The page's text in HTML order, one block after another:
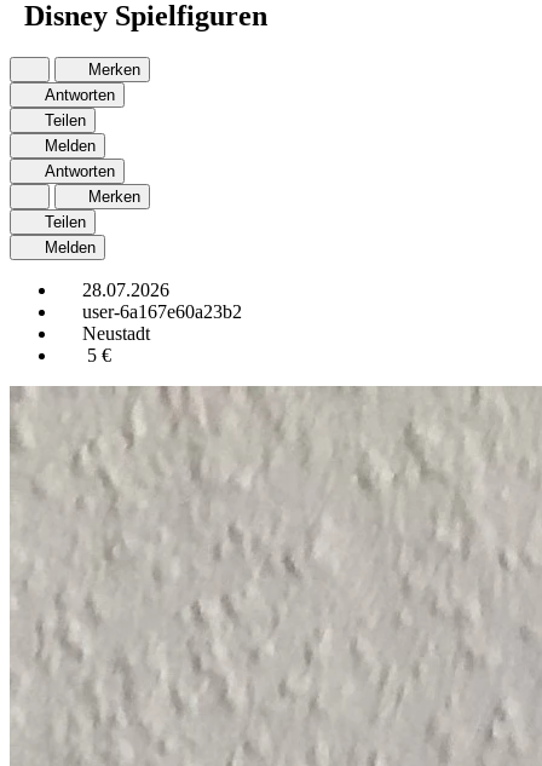
Disney Spielfiguren
Merken
Antworten
Teilen
Melden
Antworten
Merken
Teilen
Melden
28.07.2026
user-6a167e60a23b2
Neustadt
5 €